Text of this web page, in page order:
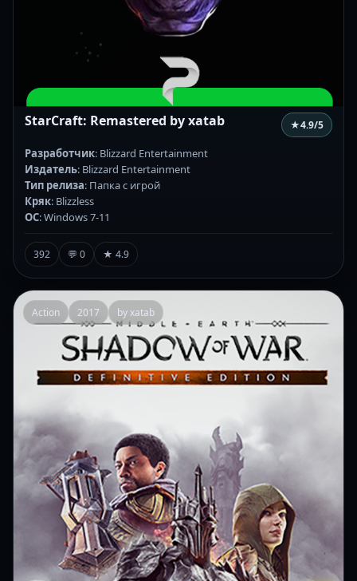
StarCraft: Remastered by xatab ★4.9/5
Разработчик: Blizzard Entertainment
Издатель: Blizzard Entertainment
Тип релиза: Папка с игрой
Кряк: Blizzless
ОС: Windows 7-11
392 💬 0 ★ 4.9
Action 2017 by xatab